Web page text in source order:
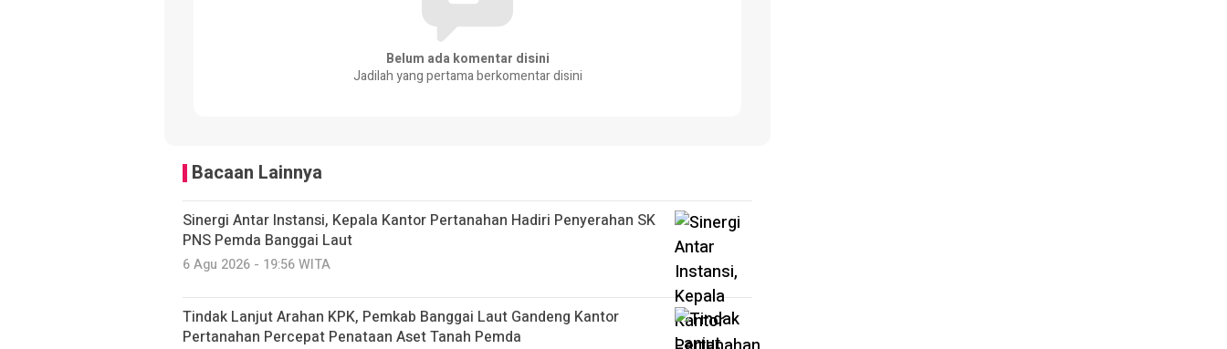
Belum ada komentar disini
Jadilah yang pertama berkomentar disini
Bacaan Lainnya
Sinergi Antar Instansi, Kepala Kantor Pertanahan Hadiri Penyerahan SK
PNS Pemda Banggai Laut
6 Agu 2026 - 19:56 WITA
Tindak Lanjut Arahan KPK, Pemkab Banggai Laut Gandeng Kantor
Pertanahan Percepat Penataan Aset Tanah Pemda